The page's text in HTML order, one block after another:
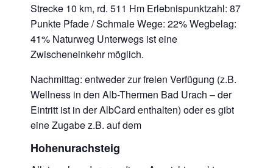
Strecke 10 km, rd. 511 Hm Erlebnispunktzahl: 87
Punkte Pfade / Schmale Wege: 22% Wegbelag:
41% Naturweg Unterwegs ist eine
Zwischeneinkehr möglich.
Nachmittag: entweder zur freien Verfügung (z.B.
Wellness in den Alb-Thermen Bad Urach – der
Eintritt ist in der AlbCard enthalten) oder es gibt
eine Zugabe z.B. auf dem
Hohenurachsteig